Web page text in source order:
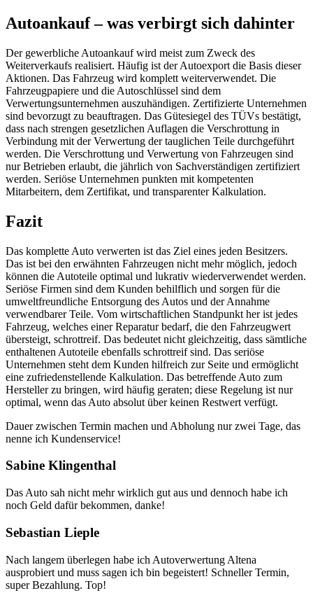
Autoankauf – was verbirgt sich dahinter
Der gewerbliche Autoankauf wird meist zum Zweck des
Weiterverkaufs realisiert. Häufig ist der Autoexport die Basis dieser
Aktionen. Das Fahrzeug wird komplett weiterverwendet. Die
Fahrzeugpapiere und die Autoschlüssel sind dem
Verwertungsunternehmen auszuhändigen. Zertifizierte Unternehmen
sind bevorzugt zu beauftragen. Das Gütesiegel des TÜVs bestätigt,
dass nach strengen gesetzlichen Auflagen die Verschrottung in
Verbindung mit der Verwertung der tauglichen Teile durchgeführt
werden. Die Verschrottung und Verwertung von Fahrzeugen sind
nur Betrieben erlaubt, die jährlich von Sachverständigen zertifiziert
werden. Seriöse Unternehmen punkten mit kompetenten
Mitarbeitern, dem Zertifikat, und transparenter Kalkulation.
Fazit
Das komplette Auto verwerten ist das Ziel eines jeden Besitzers.
Das ist bei den erwähnten Fahrzeugen nicht mehr möglich, jedoch
können die Autoteile optimal und lukrativ wiederverwendet werden.
Seriöse Firmen sind dem Kunden behilflich und sorgen für die
umweltfreundliche Entsorgung des Autos und der Annahme
verwendbarer Teile. Vom wirtschaftlichen Standpunkt her ist jedes
Fahrzeug, welches einer Reparatur bedarf, die den Fahrzeugwert
übersteigt, schrottreif. Das bedeutet nicht gleichzeitig, dass sämtliche
enthaltenen Autoteile ebenfalls schrottreif sind. Das seriöse
Unternehmen steht dem Kunden hilfreich zur Seite und ermöglicht
eine zufriedenstellende Kalkulation. Das betreffende Auto zum
Hersteller zu bringen, wird häufig geraten; diese Regelung ist nur
optimal, wenn das Auto absolut über keinen Restwert verfügt.
Dauer zwischen Termin machen und Abholung nur zwei Tage, das
nenne ich Kundenservice!
Sabine Klingenthal
Das Auto sah nicht mehr wirklich gut aus und dennoch habe ich
noch Geld dafür bekommen, danke!
Sebastian Lieple
Nach langem überlegen habe ich Autoverwertung Altena
ausprobiert und muss sagen ich bin begeistert! Schneller Termin,
super Bezahlung. Top!